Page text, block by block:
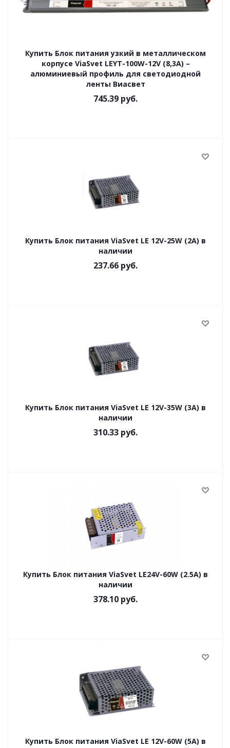
Купить Блок питания узкий в металлическом
корпусе ViaSvet LEYT-100W-12V (8,3A) –
алюминиевый профиль для светодиодной
ленты Виасвет
745.39 руб.
Купить Блок питания ViaSvet LE 12V-25W (2A) в
наличии
237.66 руб.
Купить Блок питания ViaSvet LE 12V-35W (3A) в
наличии
310.33 руб.
Купить Блок питания ViaSvet LE24V-60W (2.5A) в
наличии
378.10 руб.
Купить Блок питания ViaSvet LE 12V-60W (5A) в